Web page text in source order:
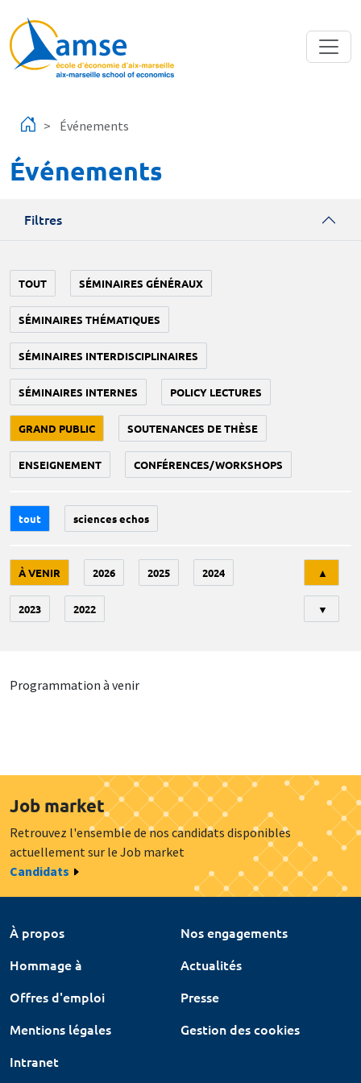
Événements
Événements
Filtres
TOUT SÉMINAIRES GÉNÉRAUX
SÉMINAIRES THÉMATIQUES
SÉMINAIRES INTERDISCIPLINAIRES
SÉMINAIRES INTERNES POLICY LECTURES
GRAND PUBLIC SOUTENANCES DE THÈSE
ENSEIGNEMENT CONFÉRENCES/WORKSHOPS
tout sciences echos
À VENIR 2026 2025 2024
2023 2022
▲
▼
Programmation à venir
Job market
Retrouvez l'ensemble de nos candidats disponibles
actuellement sur le Job market
Candidats
À propos
Nos engagements
Hommage à
Actualités
Offres d'emploi
Presse
Mentions légales
Gestion des cookies
Intranet